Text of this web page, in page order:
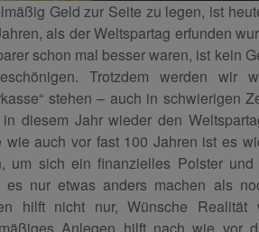
Geld zur Seite zu legen, ist
als der Weltspartag erfunden
schon mal besser waren, ist kein
Trotzdem werden wir
stehen – auch in schwierigen
diesem Jahr wieder den
wie auch vor fast 100 Jahren ist es
um sich ein finanzielles Polster
es nur etwas anders machen als
hilft nicht nur, Wünsche